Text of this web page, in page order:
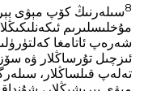
8سىلەرنىڭ كۆپ مېۋى
مۇخلىسلىرىم
ئىزچىل تۇرساڭلار ۋە
تەلەپ قىلساڭلار،